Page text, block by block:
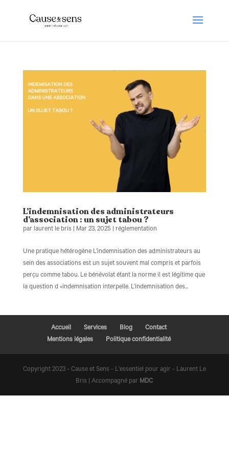
L’indemnisation des administrateurs
d’association : un sujet tabou ?
par laurent le bris| Mar 23, 2025 | réglementation
Une pratique hétérogène L’indemnisation des administrateurs au
sein des associations est un sujet souvent mal compris et parfois
perçu comme tabou. Le bénévolat étant la norme il est légitime que
la question d »indemnisation interpelle. L’indemnisation des...
Accueil Services Blog
Contact
Mentions légales
Politique confidentialité
Copyright 2023 - Cause et Sens - L'essentiel pour agir - Laurent Le
Bris | Accompagné par MDC